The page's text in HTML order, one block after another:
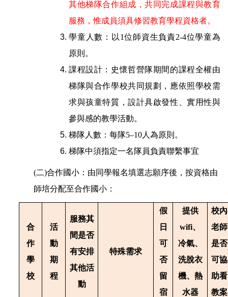
其他梯隊合作組成，共同完成課程與教育
服務，惟成員須具修習教育學程資格者。
學童人數：以1位師資生負責2-4位學童為
原則。
課程設計：史懷哲營隊期間的課程全權由
梯隊與合作學校共同規劃，應依照學校需
求與孩童特質，設計具啟發性、實用性與
參與感的教學活動。
梯隊人數：每隊5–10人為原則。
梯隊中須指定一名隊員負責聯繫事宜
(二)合作國小：由同學報名填選志願序後，按資格由
師培分配至合作國小：
合
作
學
校
活
動
期
程
服務其
間是否
有安排
其他活
動
特殊需求
假
日
可
否
留
宿
提供
wifi、
冷氣、
洗脫衣
機、熱
水器
校內
老師
是否
可協
助看
教案